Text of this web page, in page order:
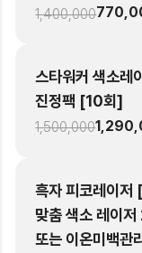
1,400,000
스타워커 색소레
진정팩 [10회]
1,500,000
흑자 피코레이저
맞춤 색소 레이
또는 이온미백관